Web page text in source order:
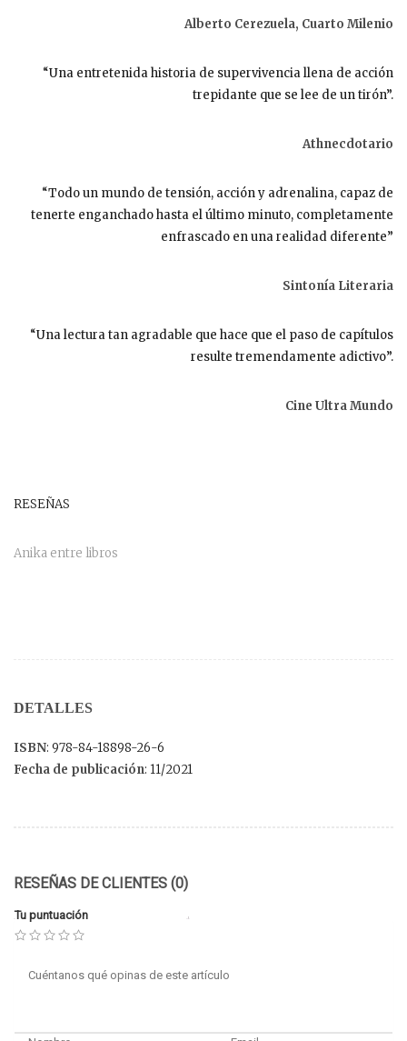
Alberto Cerezuela, Cuarto Milenio
“Una entretenida historia de supervivencia llena de acción
trepidante que se lee de un tirón”.
Athnecdotario
“Todo un mundo de tensión, acción y adrenalina, capaz de
tenerte enganchado hasta el último minuto, completamente
enfrascado en una realidad diferente”
Sintonía Literaria
“Una lectura tan agradable que hace que el paso de capítulos
resulte tremendamente adictivo”.
Cine Ultra Mundo
RESEÑAS
Anika entre libros
DETALLES
ISBN: 978-84-18898-26-6
Fecha de publicación: 11/2021
RESEÑAS DE CLIENTES (0)
Tu puntuación